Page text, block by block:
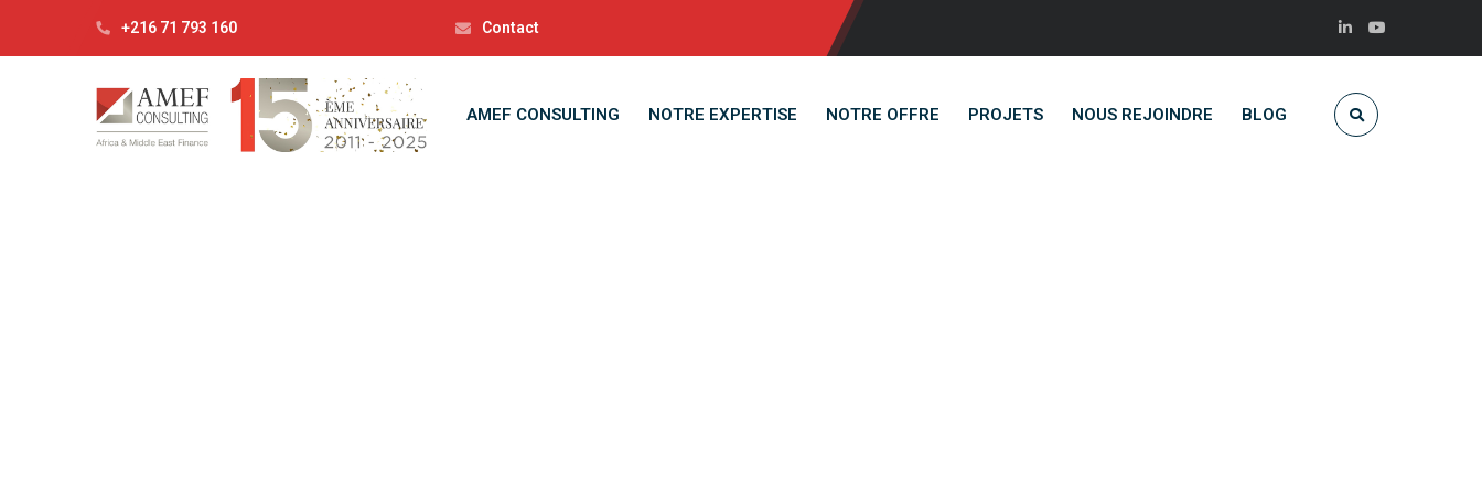
+216 71 793 160 Contact
AMEF CONSULTING NOTRE EXPERTISE NOTRE OFFRE PROJETS NOUS REJOINDRE BLOG